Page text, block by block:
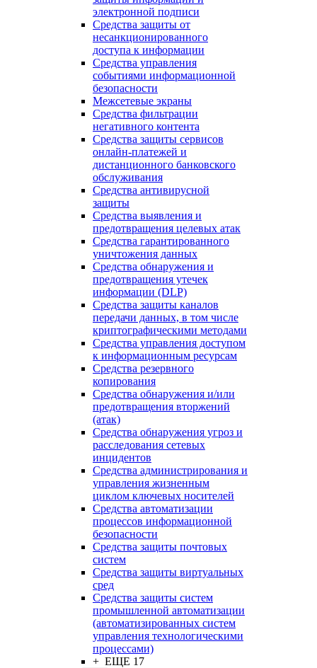
электронной подписи
Средства защиты от
несанкционированного
доступа к информации
Средства управления
событиями информационной
безопасности
Межсетевые экраны
Средства фильтрации
негативного контента
Средства защиты сервисов
онлайн-платежей и
дистанционного банковского
обслуживания
Средства антивирусной
защиты
Средства выявления и
предотвращения целевых атак
Средства гарантированного
уничтожения данных
Средства обнаружения и
предотвращения утечек
информации (DLP)
Средства защиты каналов
передачи данных, в том числе
криптографическими методами
Средства управления доступом
к информационным ресурсам
Средства резервного
копирования
Средства обнаружения и/или
предотвращения вторжений
(атак)
Средства обнаружения угроз и
расследования сетевых
инцидентов
Средства администрирования и
управления жизненным
циклом ключевых носителей
Средства автоматизации
процессов информационной
безопасности
Средства защиты почтовых
систем
Средства защиты виртуальных
сред
Средства защиты систем
промышленной автоматизации
(автоматизированных систем
управления технологическими
процессами)
+ ЕЩЕ 17